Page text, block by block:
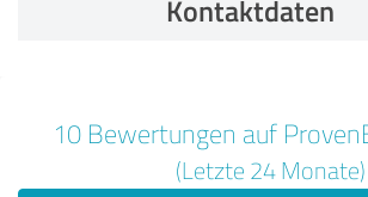
Kontaktdaten
10 Bewertungen auf
(Letzte 24 Monate)